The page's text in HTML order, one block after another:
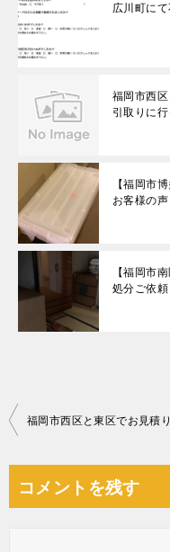
広川町に
福岡市西
引取りに
【福岡市
お客様の声
【福岡市
処分ご依頼
投
ビ
コメントを残す